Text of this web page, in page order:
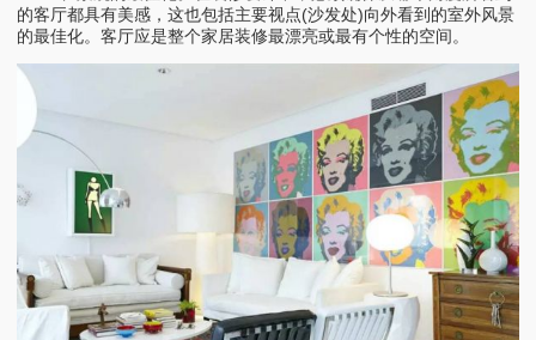
的客厅都具有美感，这也包括主要视点(沙发处)向外看到的室外风景
的最佳化。客厅应是整个家居装修最漂亮或最有个性的空间。